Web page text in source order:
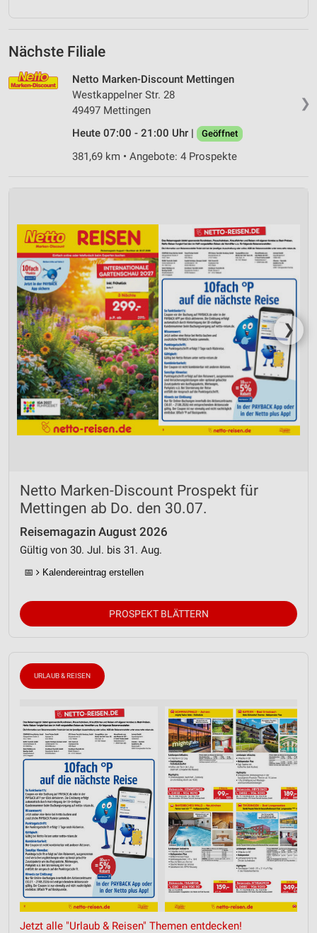
Nächste Filiale
❯
Netto Marken-Discount Mettingen
Westkappelner Str. 28
49497 Mettingen
Heute 07:00 - 21:00 Uhr |
Geöffnet
381,69 km • Angebote: 4 Prospekte
❯
Netto Marken-Discount Prospekt für
Mettingen ab Do. den 30.07.
Reisemagazin August 2026
Gültig von 30. Jul. bis 31. Aug.
📅 Kalendereintrag erstellen
PROSPEKT BLÄTTERN
URLAUB & REISEN
Jetzt alle "Urlaub & Reisen" Themen entdecken!